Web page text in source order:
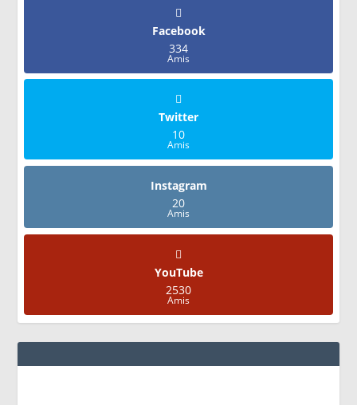
Facebook
334
Amis
Twitter
10
Amis
Instagram
20
Amis
YouTube
2530
Amis